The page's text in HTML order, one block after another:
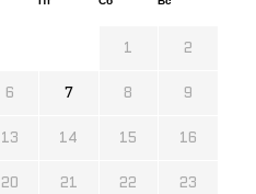
1 2
6 7 8 9
13 14 15 16
20 21 22 23